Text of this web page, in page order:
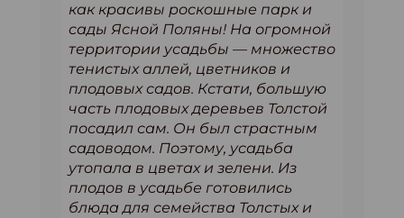
как красивы роскошные парк и
сады Ясной Поляны! На огромной
территории усадьбы — множество
тенистых аллей, цветников и
плодовых садов. Кстати, большую
часть плодовых деревьев Толстой
посадил сам. Он был страстным
садоводом. Поэтому, усадьба
утопала в цветах и зелени. Из
плодов в усадьбе готовились
блюда для семейства Толстых и